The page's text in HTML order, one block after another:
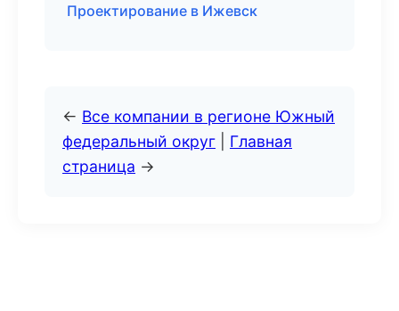
Проектирование в Ижевск
← Все компании в регионе Южный
федеральный округ
Главная
страница →